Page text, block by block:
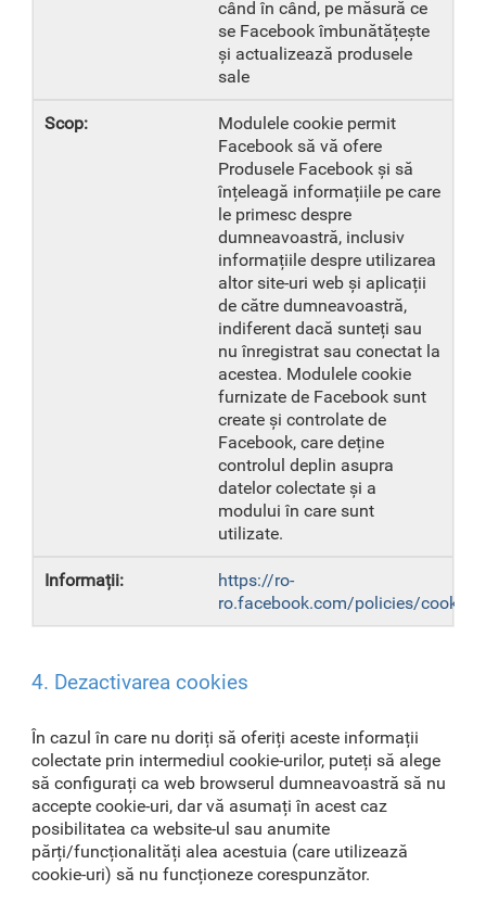
când în când, pe măsură ce
se Facebook îmbunătățește
și actualizează produsele
sale
Modulele cookie permit
Facebook să vă ofere
Produsele Facebook și să
înțeleagă informațiile pe care
le primesc despre
dumneavoastră, inclusiv
informațiile despre utilizarea
altor site-uri web și aplicații
de către dumneavoastră,
indiferent dacă sunteți sau
nu înregistrat sau conectat la
acestea. Modulele cookie
furnizate de Facebook sunt
create și controlate de
Facebook, care deține
controlul deplin asupra
datelor colectate și a
modului în care sunt
utilizate.
https://ro-
ro.facebook.com/policies/cookies/
4. Dezactivarea cookies
În cazul în care nu doriți să oferiți aceste informații
colectate prin intermediul cookie-urilor, puteți să alege
să configurați ca web browserul dumneavoastră să nu
accepte cookie-uri, dar vă asumați în acest caz
posibilitatea ca website-ul sau anumite
părți/funcționalități alea acestuia (care utilizează
cookie-uri) să nu funcționeze corespunzător.